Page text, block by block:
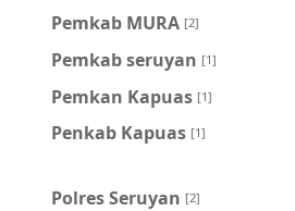
Pemkab MURA [2]
Pemkab seruyan [1]
Pemkan Kapuas [1]
Penkab Kapuas [1]
Polres Seruyan [2]